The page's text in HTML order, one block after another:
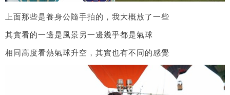
上面那些是養身公隨手拍的，我大概放了一些
其實看的一邊是風景另一邊幾乎都是氣球
相同高度看熱氣球升空，其實也有不同的感覺